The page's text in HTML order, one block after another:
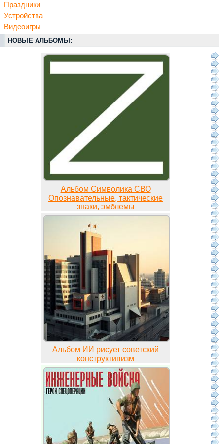
Праздники
Устройства
Видеоигры
НОВЫЕ АЛЬБОМЫ:
Альбом Символика СВО
Опознавательные, тактические
знаки, эмблемы
Альбом ИИ рисует советский
конструктивизм